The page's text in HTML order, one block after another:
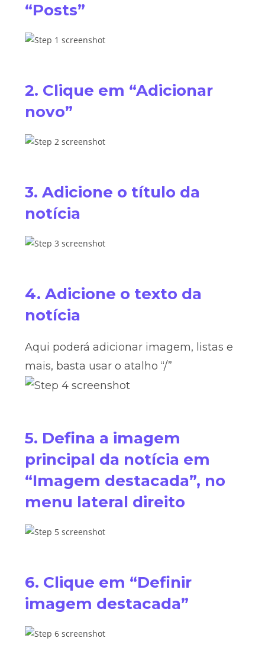
“Posts”
2. Clique em “Adicionar
novo”
3. Adicione o título da
notícia
4. Adicione o texto da
notícia
Aqui poderá adicionar imagem, listas e
mais, basta usar o atalho “/”
5. Defina a imagem
principal da notícia em
“Imagem destacada”, no
menu lateral direito
6. Clique em “Definir
imagem destacada”